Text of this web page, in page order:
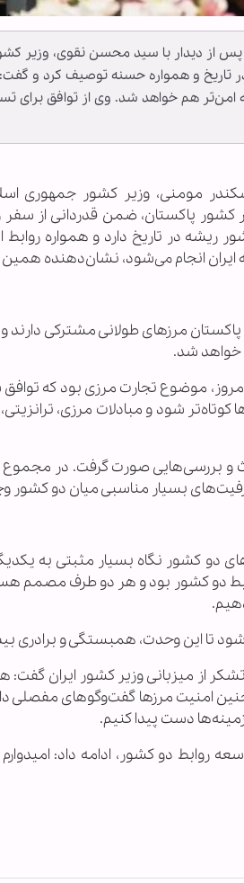
پس از دیدار با سید محسن نقوی، وزیر
تاریخ و همواره حسنه توصیف کرد و گفت:
امن‌تر هم خواهد شد. وی از توافق برای
وزیر کشور پاکستان، ضمن قدردانی از
ریشه در تاریخ دارد و همواره روابط
انجام می‌شود، نشان‌دهنده
مرزهای طولانی مشترکی دارند
خواهد شد.
موضوع تجارت مرزی بود که
شود و مبادلات مرزی،
بررسی‌هایی صورت گرفت. در مجموع
بسیار مناسبی میان دو کشور
کشور نگاه بسیار مثبتی به
دو کشور بود و هر دو طرف مصمم
شود تا این وحدت، همبستگی و
از میزبانی وزیر کشور ایران گفت:
امنیت مرزها گفت‌وگوهای مفصلی
دست پیدا کنیم.
دو کشور، ادامه داد: